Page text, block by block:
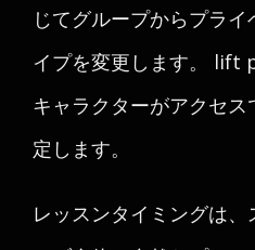
じてグループからプラ
イプを変更します。 lift
キャラクターがアクセ
定します。
レッスンタイミングは